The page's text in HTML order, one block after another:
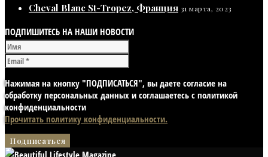
Cheval Blanc St-Tropez, Франция 31 марта, 2023
ПОДПИШИТЕСЬ НА НАШИ НОВОСТИ
Нажимая на кнопку "ПОДПИСАТЬСЯ", вы даете согласие на
обработку персональных данных и соглашаетесь с политикой
конфиденциальности
Прочитать политику конфиденциальности.